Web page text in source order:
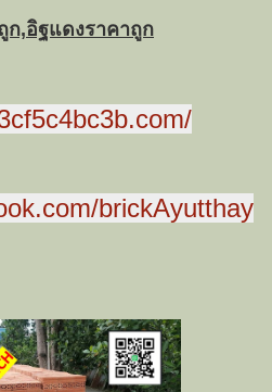
ก,อิฐแดงราคาถูก
brickAyutthay